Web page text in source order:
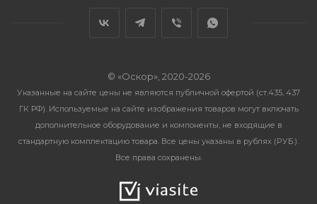
© «Оскор», 2020-2026
Указанные на сайте цены не являются публичной офертой (ст.435, 437
ГК РФ). Используемые на сайте изображения товаров могут включать
дополнительное оборудование и компоненты, не входящие в
стандартную комплектацию товара. Все цены указаны в рублях (PУБ.).
Все права сохранены.